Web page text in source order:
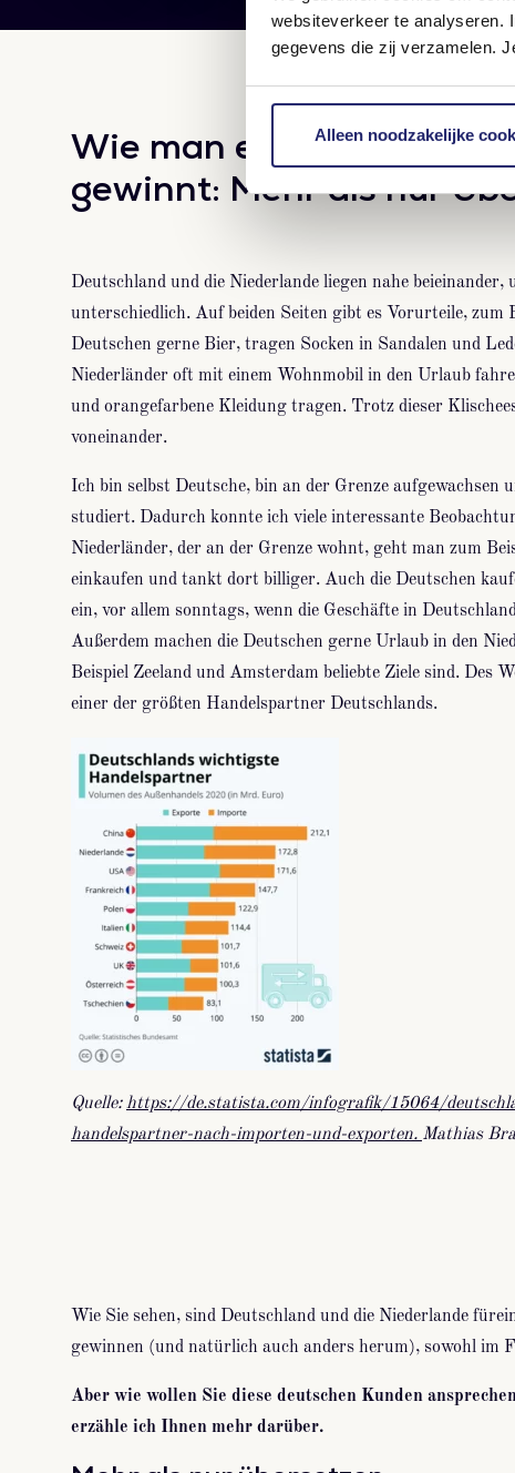
websiteverkeer te analyseren.
gegevens die zij verzamelen.
Alleen noodzakelijke
Wie man effektiv
gewinnt: Mehr als nur
Deutschland und die Niederlande liegen nahe beieinander,
unterschiedlich. Auf beiden Seiten gibt es Vorurteile, zum
Deutschen gerne Bier, tragen Socken in Sandalen und
Niederländer oft mit einem Wohnmobil in den Urlaub
und orangefarbene Kleidung tragen. Trotz dieser
voneinander.
Ich bin selbst Deutsche, bin an der Grenze aufgewachsen
studiert. Dadurch konnte ich viele interessante
Niederländer, der an der Grenze wohnt, geht man zum
einkaufen und tankt dort billiger. Auch die Deutschen
ein, vor allem sonntags, wenn die Geschäfte in
Außerdem machen die Deutschen gerne Urlaub in den
Beispiel Zeeland und Amsterdam beliebte Ziele sind. Des
einer der größten Handelspartner Deutschlands.
Quelle:https://de.statista.com/infografik/15064/
handelspartner-nach-importen-und-exporten. Mathias
Wie Sie sehen, sind Deutschland und die Niederlande
gewinnen (und natürlich auch anders herum), sowohl im
Aber wie wollen Sie diese deutschen Kunden
erzähle ich Ihnen mehr darüber.